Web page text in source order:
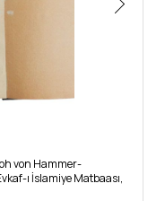
von Hammer-
ı İslamiye Matbaası,